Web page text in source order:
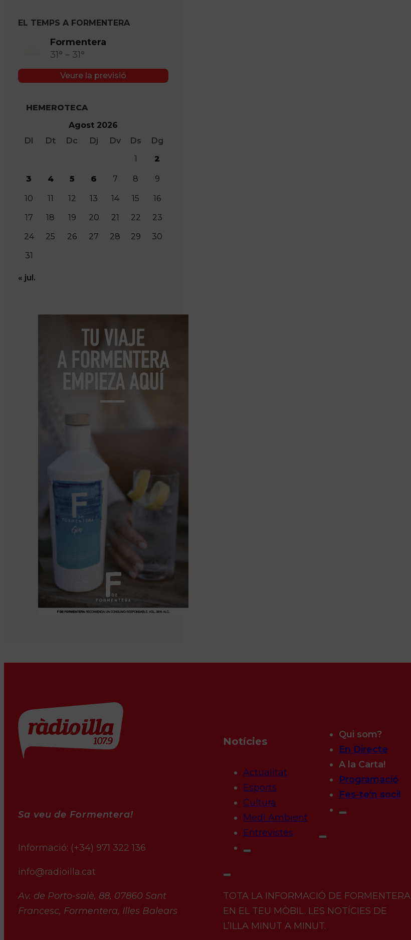
EL TEMPS A FORMENTERA
Formentera
31° – 31°
Veure la previsió
HEMEROTECA
Agost 2026
Dl
Dt Dc Dj Dv Ds
Dg
1
2
3 4 5 6 7 8 9
10 11 12 13 14 15
16
17
18 19 20 21 22
23
24
25 26 27 28 29
30
31
« jul.
Sa veu de Formentera!
Informació: (+34) 971 322 136
info@radioilla.cat
Av. de Porto-salè, 88, 07860 Sant
Francesc, Formentera, Illes Balears
Notícies
Actualitat
Esports
Cultura
Medi Ambient
Entrevistes
Qui som?
En Directe
A la Carta!
Programació
Fes-te'n soci!
TOTA LA INFORMACIÓ DE FORMENTERA
EN EL TEU MÒBIL. LES NOTÍCIES DE
L’ILLA MINUT A MINUT.